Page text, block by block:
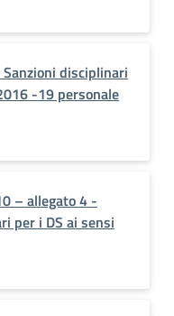
disciplinari
-19 personale
– allegato 4 -
per i DS ai sensi